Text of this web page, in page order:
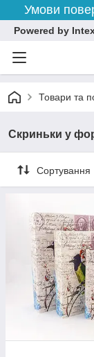
Умови
Powered by
Товари та
Скриньки у
Сортування